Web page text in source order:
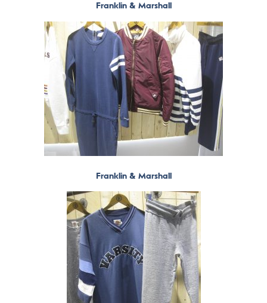
Franklin & Marshall
Franklin & Marshall